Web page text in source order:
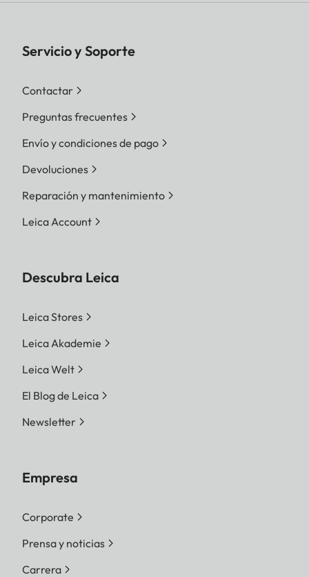
Servicio y Soporte
Contactar
Preguntas frecuentes
Envío y condiciones de pago
Devoluciones
Reparación y mantenimiento
Leica Account
Descubra Leica
Leica Stores
Leica Akademie
Leica Welt
El Blog de Leica
Newsletter
Empresa
Corporate
Prensa y noticias
Carrera